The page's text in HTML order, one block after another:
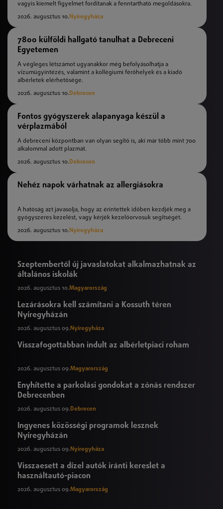
vagyis kiemelt figyelmet fordítanak a fenntartható megoldásokra.
2026. augusztus 10. Nyíregyháza
7800 külföldi hallgató tanulhat a Debreceni
Egyetemen
A végleges létszámot ugyanakkor még befolyásolhatja a
vízumügyintézés, valamint a kollégiumi férőhelyek és a kiadó
albérletek elérhetősége.
2026. augusztus 10.Debrecen
Fontos gyógyszerek alapanyaga készül a
vérplazmából
A debreceni központban van olyan segítő is, aki már több mint 700
alkalommal adott plazmát.
2026. augusztus 10.Debrecen
Nehéz napok várhatnak az allergiásokra
A hatóság azt javasolja, hogy az érintettek időben kezdjék meg a
gyógyszeres kezelést, vagy kérjék kezelőorvosuk segítségét.
2026. augusztus 10. Nyíregyháza
Szeptembertől új javaslatokat alkalmazhatnak az
általános iskolák
2026. augusztus 10.Magyarország
Lezárásokra kell számítani a Kossuth téren
Nyíregyházán
2026. augusztus 09. Nyíregyháza
Visszafogottabban indult az albérletpiaci roham
2026. augusztus 09.Magyarország
Enyhítette a parkolási gondokat a zónás rendszer
Debrecenben
2026. augusztus 09.Debrecen
Ingyenes közösségi programok lesznek
Nyíregyházán
2026. augusztus 09. Nyíregyháza
Visszaesett a dízel autók iránti kereslet a
használtautó-piacon
2026. augusztus 09.Magyarország